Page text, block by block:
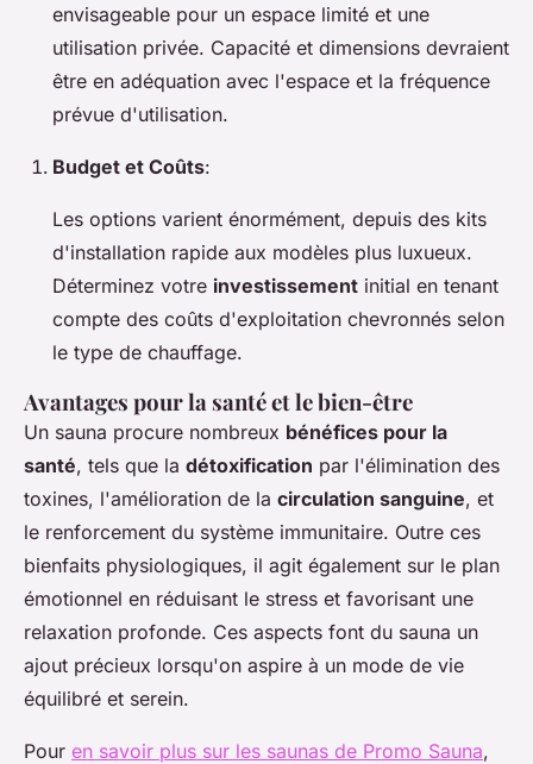
envisageable pour un espace limité et une
utilisation privée. Capacité et dimensions devraient
être en adéquation avec l'espace et la fréquence
prévue d'utilisation.
Budget et Coûts:
Les options varient énormément, depuis des kits
d'installation rapide aux modèles plus luxueux.
Déterminez votre investissement initial en tenant
compte des coûts d'exploitation chevronnés selon
le type de chauffage.
Avantages pour la santé et le bien-être
Un sauna procure nombreux bénéfices pour la
santé, tels que la détoxification par l'élimination des
toxines, l'amélioration de la circulation sanguine, et
le renforcement du système immunitaire. Outre ces
bienfaits physiologiques, il agit également sur le plan
émotionnel en réduisant le stress et favorisant une
relaxation profonde. Ces aspects font du sauna un
ajout précieux lorsqu'on aspire à un mode de vie
équilibré et serein.
Pour en savoir plus sur les saunas de Promo Sauna,